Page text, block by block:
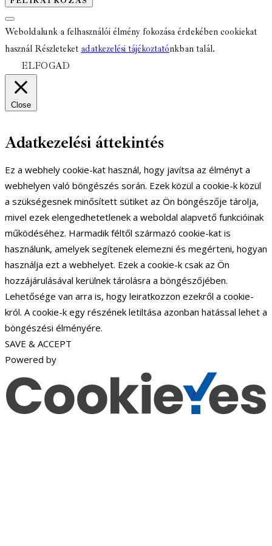
Weboldalunk a felhasználói élmény fokozása érdekében cookiekat
használ Részleteket adatkezelési tájékoztatónkban talál.
ELFOGAD
Close
Adatkezelési áttekintés
Ez a webhely cookie-kat használ, hogy javítsa az élményt a
webhelyen való böngészés során. Ezek közül a cookie-k közül
a szükségesnek minősített sütiket az Ön böngészője tárolja,
mivel ezek elengedhetetlenek a weboldal alapvető funkcióinak
működéséhez. Harmadik féltől származó cookie-kat is
használunk, amelyek segítenek elemezni és megérteni, hogyan
használja ezt a webhelyet. Ezek a cookie-k csak az Ön
hozzájárulásával kerülnek tárolásra a böngészőjében.
Lehetősége van arra is, hogy leiratkozzon ezekről a cookie-
król. A cookie-k egy részének letiltása azonban hatással lehet a
böngészési élményére.
SAVE & ACCEPT
Powered by